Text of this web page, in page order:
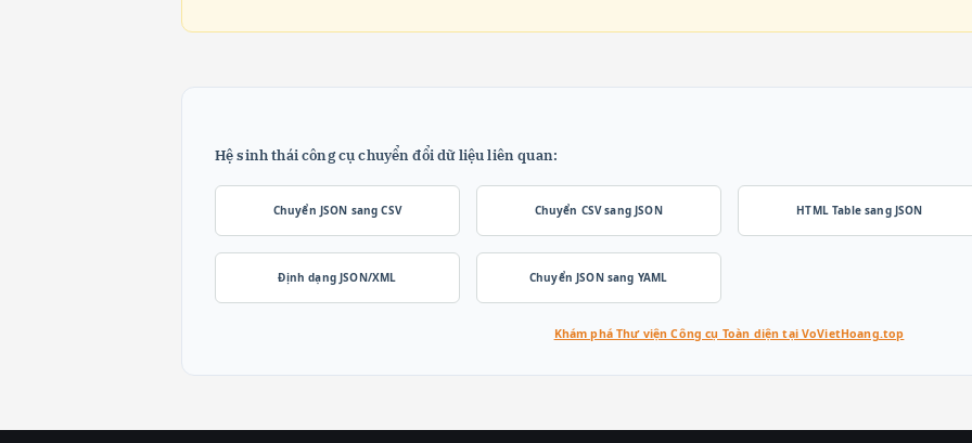
Hệ sinh thái công cụ chuyển đổi dữ liệu liên quan:
Chuyển JSON sang CSV Chuyển CSV sang JSON HTML Table sang JSON
Định dạng JSON/XML Chuyển JSON sang YAML
Khám phá Thư viện Công cụ Toàn diện tại VoVietHoang.top